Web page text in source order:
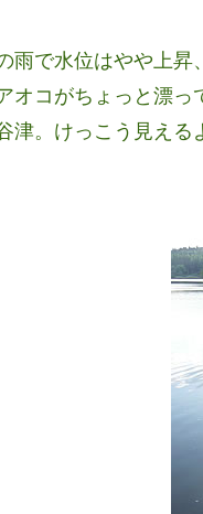
雨で水位はやや上
オコがちょっと漂っ
津。けっこう見える